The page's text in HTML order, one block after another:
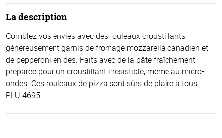
La description
Comblez vos envies avec des rouleaux croustillants
généreusement garnis de fromage mozzarella canadien et
de pepperoni en dés. Faits avec de la pâte fraîchement
préparée pour un croustillant irrésistible, même au micro-
ondes. Ces rouleaux de pizza sont sûrs de plaire à tous.
PLU 4695